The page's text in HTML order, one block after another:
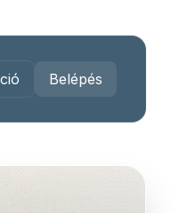
Belépés